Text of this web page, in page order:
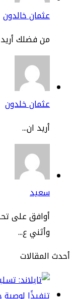
خالدون
فضلك أريد
خلدون
على تحليلك
ع...